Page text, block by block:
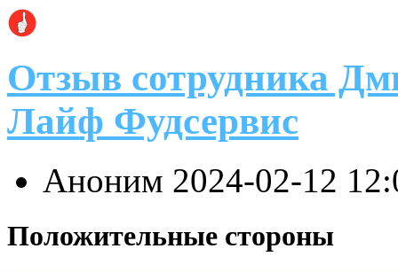
Отзыв сотрудника
Лайф Фудсервис
Аноним 2024-02-12
Положительные стороны